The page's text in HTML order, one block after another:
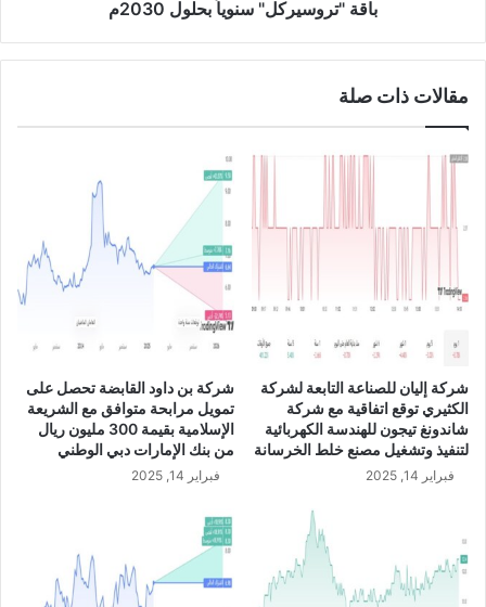
ا
ص
إ
ا
ج
م
ل
ي
ن
م
ت
باقة "تروسيركل" سنوياً بحلول 2030م
مقالات ذات صلة
شركة إليان للصناعة التابعة لشركة
الكثيري توقع اتفاقية مع شركة
شاندونغ تيجون للهندسة الكهربائية
لتنفيذ وتشغيل مصنع خلط الخرسانة
فبراير 14, 2025
شركة بن داود القابضة تحصل على
تمويل مرابحة متوافق مع الشريعة
الإسلامية بقيمة 300 مليون ريال
من بنك الإمارات دبي الوطني
فبراير 14, 2025